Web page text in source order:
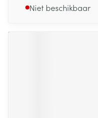
Niet beschikbaar